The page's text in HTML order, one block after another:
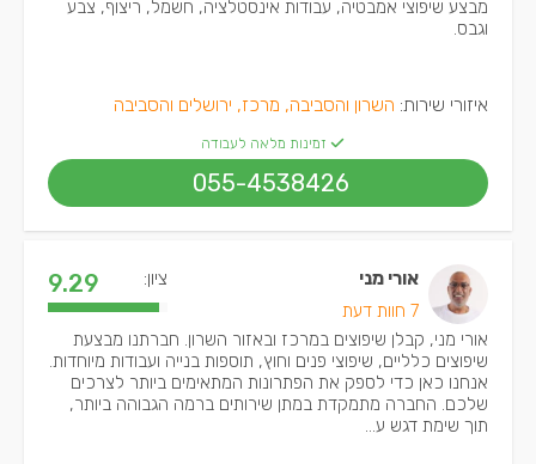
מבצע שיפוצי אמבטיה, עבודות אינסטלציה, חשמל, ריצוף, צבע
וגבס.
איזורי שירות: השרון והסביבה, מרכז, ירושלים והסביבה
זמינות מלאה לעבודה
055-4538426
אורי מני
7 חוות דעת
ציון: 9.29
אורי מני, קבלן שיפוצים במרכז ובאזור השרון. חברתנו מבצעת
שיפוצים כלליים, שיפוצי פנים וחוץ, תוספות בנייה ועבודות מיוחדות.
אנחנו כאן כדי לספק את הפתרונות המתאימים ביותר לצרכים
שלכם. החברה מתמקדת במתן שירותים ברמה הגבוהה ביותר,
תוך שימת דגש ע...